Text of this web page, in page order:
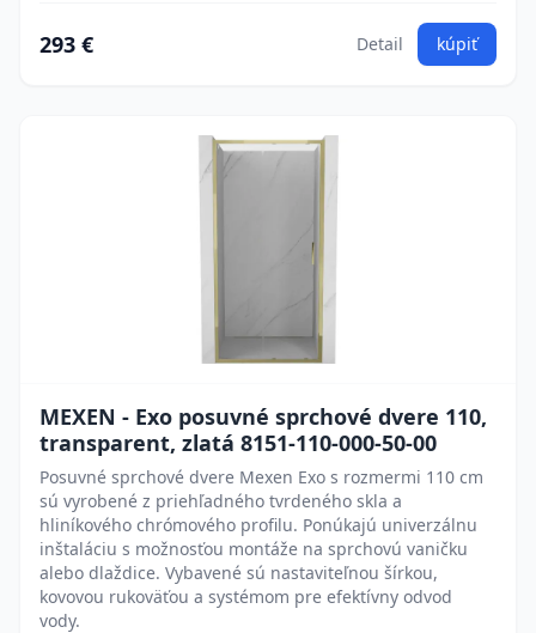
293 € Detail kúpiť
MEXEN - Exo posuvné sprchové dvere 110,
transparent, zlatá 8151-110-000-50-00
Posuvné sprchové dvere Mexen Exo s rozmermi 110 cm
sú vyrobené z priehľadného tvrdeného skla a
hliníkového chrómového profilu. Ponúkajú univerzálnu
inštaláciu s možnosťou montáže na sprchovú vaničku
alebo dlaždice. Vybavené sú nastaviteľnou šírkou,
kovovou rukoväťou a systémom pre efektívny odvod
vody.